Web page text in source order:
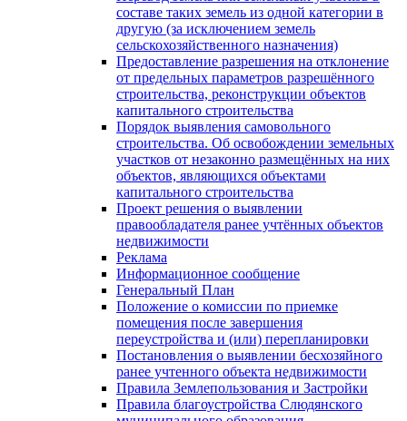
составе таких земель из одной категории в
другую (за исключением земель
сельскохозяйственного назначения)
Предоставление разрешения на отклонение
от предельных параметров разрешённого
строительства, реконструкции объектов
капитального строительства
Порядок выявления самовольного
строительства. Об освобождении земельных
участков от незаконно размещённых на них
объектов, являющихся объектами
капитального строительства
Проект решения о выявлении
правообладателя ранее учтённых объектов
недвижимости
Реклама
Информационное сообщение
Генеральный План
Положение о комиссии по приемке
помещения после завершения
переустройства и (или) перепланировки
Постановления о выявлении бесхозяйного
ранее учтенного объекта недвижимости
Правила Землепользования и Застройки
Правила благоустройства Слюдянского